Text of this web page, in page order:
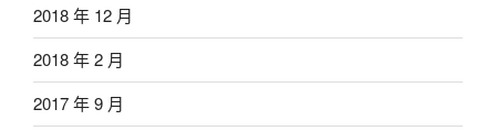
2018 年 12 月
2018 年 2 月
2017 年 9 月